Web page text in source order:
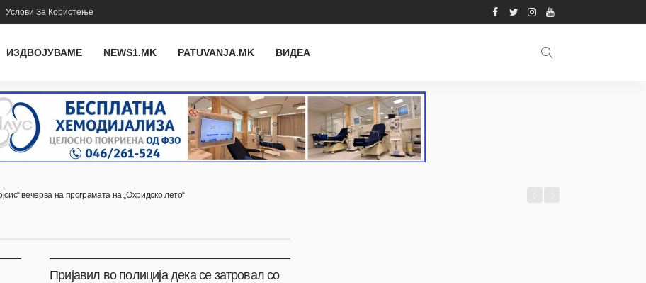
Услови За Користење
ИЗДВОЈУВАМЕ NEWS1.MK PATUVANJA.MK ВИДЕА
вечерва на програмата на „Охридско лето“
Пријавил во полиција дека се затровал со